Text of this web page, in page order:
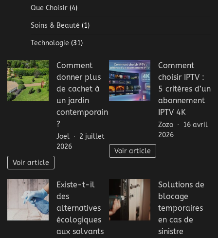
Que Choisir (4)
Soins & Beauté (1)
Technologie (31)
Comment
donner plus
de cachet à
un jardin
contemporain
?
Joel
2 juillet
2026
Voir article
Comment
choisir IPTV :
5 critères d’un
abonnement
IPTV 4K
Zozo
16 avril
2026
Voir article
Existe-t-il
des
alternatives
écologiques
aux solvants
Solutions de
blocage
temporaires
en cas de
sinistre